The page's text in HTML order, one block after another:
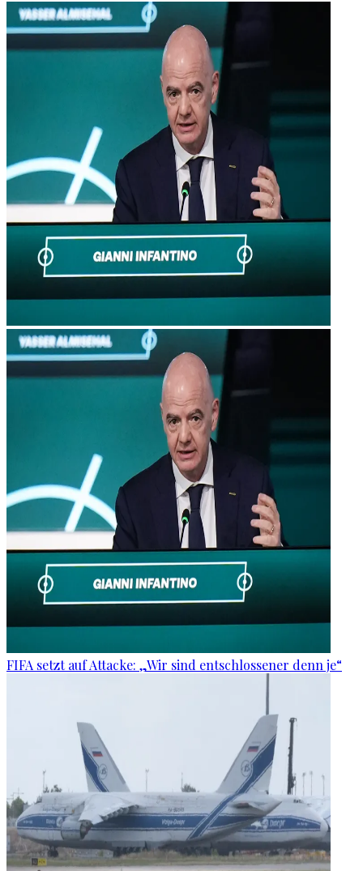
FIFA setzt auf Attacke: „Wir sind entschlossener denn je“